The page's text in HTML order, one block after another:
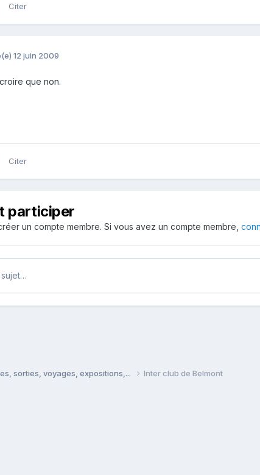
Citer
12 juin 2009
que non.
Citer
participer
un compte membre. Si vous avez un compte membre,
sorties, voyages, expositions,... Inter club de Belmont